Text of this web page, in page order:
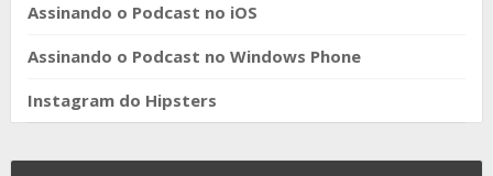
Assinando o Podcast no iOS
Assinando o Podcast no Windows Phone
Instagram do Hipsters